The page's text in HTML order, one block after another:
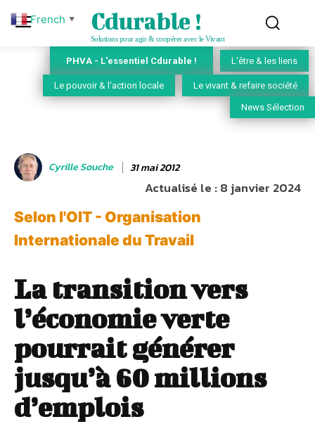
Cdurable !
Solutions pour agir & coopérer avec le Vivant
PHVA - L'essentiel Cdurable ! L'être & les liens
Le pouvoir & l'action locale Le vivant & refaire société
News Sélection
Cyrille Souche 31 mai 2012
Actualisé le :8 janvier 2024
Selon l'OIT - Organisation
Internationale du Travail
La transition vers
l’économie verte
pourrait générer
jusqu’à 60 millions
d’emplois
French ▼